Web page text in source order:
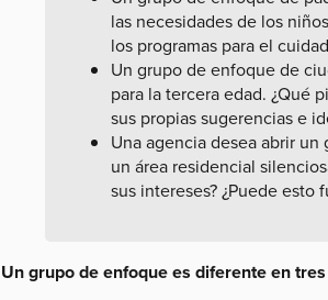
las necesidades de los
los programas para el
Un grupo de enfoque de
para la tercera edad. ¿Qué
sus propias sugerencias e
Una agencia desea abrir
un área residencial
sus intereses? ¿Puede esto
Un grupo de enfoque es diferente en